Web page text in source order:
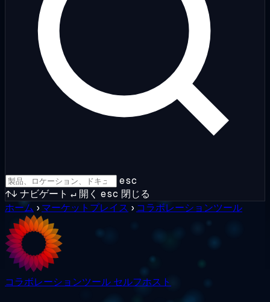
esc
↑↓ ナビゲート ↵ 開く esc 閉じる
ホーム › マーケットプレイス › コラボレーションツール
コラボレーションツール セルフホスト